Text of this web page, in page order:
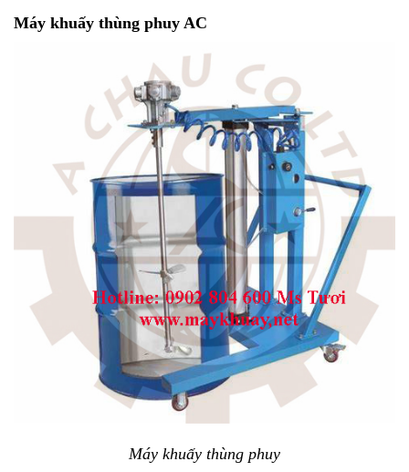
Máy khuấy thùng phuy AC
Máy khuấy thùng phuy